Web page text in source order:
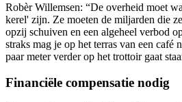
Robèr Willemsen: “De overheid moet
kerel' zijn. Ze moeten de miljarden die
opzij schuiven en een algeheel verbod
straks mag je op het terras van een café
paar meter verder op het trottoir gaat
Financiële compensatie nodig